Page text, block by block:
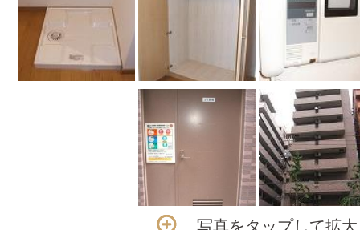
写真をタップして拡大